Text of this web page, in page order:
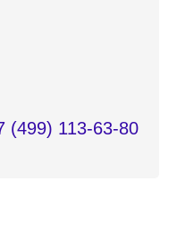
(499) 113-63-80